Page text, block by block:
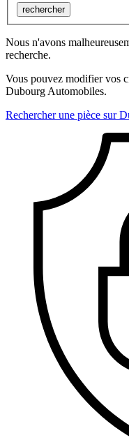
rechercher
Nous n'avons
recherche.
Vous pouvez modifier vos
Dubourg Automobiles.
Rechercher une pièce sur